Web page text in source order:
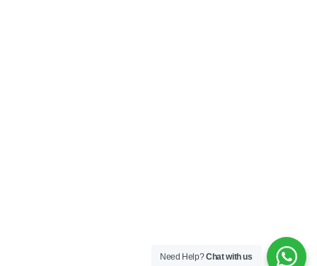
Need Help?Chat with us